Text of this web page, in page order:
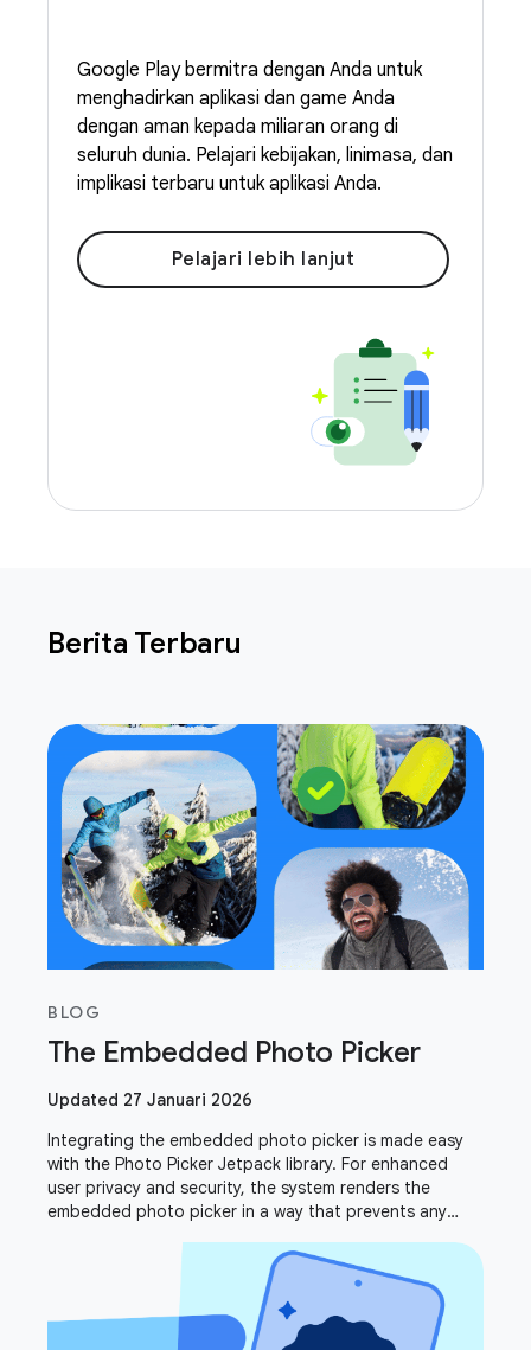
Google Play bermitra dengan Anda untuk
menghadirkan aplikasi dan game Anda
dengan aman kepada miliaran orang di
seluruh dunia. Pelajari kebijakan, linimasa, dan
implikasi terbaru untuk aplikasi Anda.
Pelajari lebih lanjut
Berita Terbaru
BLOG
The Embedded Photo Picker
Updated 27 Januari 2026
Integrating the embedded photo picker is made easy
with the Photo Picker Jetpack library. For enhanced
user privacy and security, the system renders the
embedded photo picker in a way that prevents any